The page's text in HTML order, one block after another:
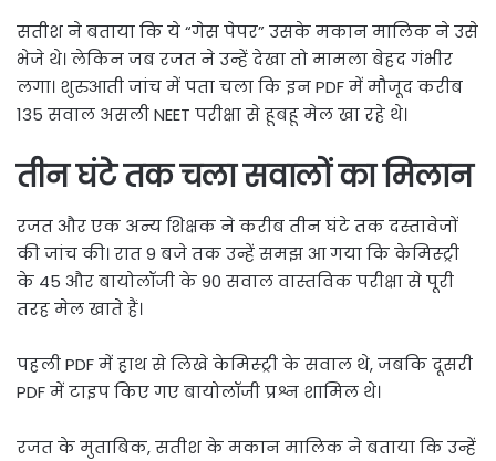
सतीश ने बताया कि ये “गेस पेपर” उसके मकान मालिक ने उसे
भेजे थे। लेकिन जब रजत ने उन्हें देखा तो मामला बेहद गंभीर
लगा। शुरुआती जांच में पता चला कि इन PDF में मौजूद करीब
135 सवाल असली NEET परीक्षा से हूबहू मेल खा रहे थे।
तीन घंटे तक चला सवालों का मिलान
रजत और एक अन्य शिक्षक ने करीब तीन घंटे तक दस्तावेजों
की जांच की। रात 9 बजे तक उन्हें समझ आ गया कि केमिस्ट्री
के 45 और बायोलॉजी के 90 सवाल वास्तविक परीक्षा से पूरी
तरह मेल खाते हैं।
पहली PDF में हाथ से लिखे केमिस्ट्री के सवाल थे, जबकि दूसरी
PDF में टाइप किए गए बायोलॉजी प्रश्न शामिल थे।
रजत के मुताबिक, सतीश के मकान मालिक ने बताया कि उन्हें